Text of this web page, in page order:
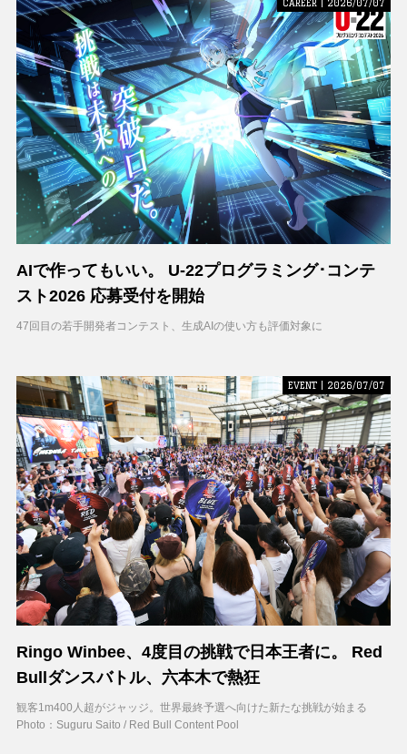
CAREER | 2026/07/07
AIで作ってもいい。 U-22プログラミング･コンテ
スト2026 応募受付を開始
47回目の若手開発者コンテスト、生成AIの使い方も評価対象に
EVENT | 2026/07/07
Ringo Winbee、4度目の挑戦で日本王者に。 Red
Bullダンスバトル、六本木で熱狂
観客1m400人超がジャッジ。世界最終予選へ向けた新たな挑戦が始まる
Photo：Suguru Saito / Red Bull Content Pool